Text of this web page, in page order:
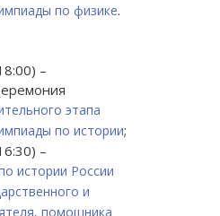
по физике.
–
этапа
по истории;
–
истории России
и
помощника